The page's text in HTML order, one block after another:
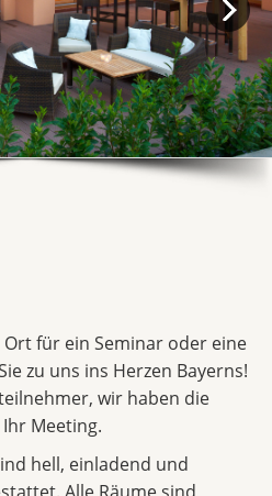
für ein Seminar oder eine
zu uns ins Herzen Bayerns!
wir haben die
Meeting.
hell, einladend und